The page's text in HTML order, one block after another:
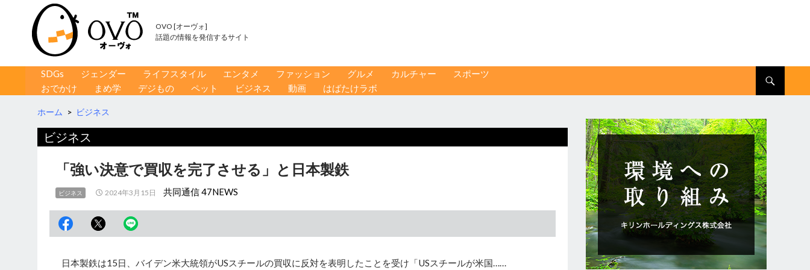
OVO [オーヴォ]
話題の情報を発信するサイト
コンテンツへ移動
SDGs ジェンダー ライフスタイル エンタメ ファッション グルメ カルチャー
スポーツ
おでかけ
まめ学 デジもの ペット ビジネス 動画 はばたけラボ
ホーム > ビジネス
ビジネス
「強い決意で買収を完了させる」と日本製鉄
ビジネス 2024年3月15日 共同通信 47NEWS
日本製鉄は15日、バイデン米大統領がUSスチールの買収に反対を表明したことを受け「USスチールが米国……